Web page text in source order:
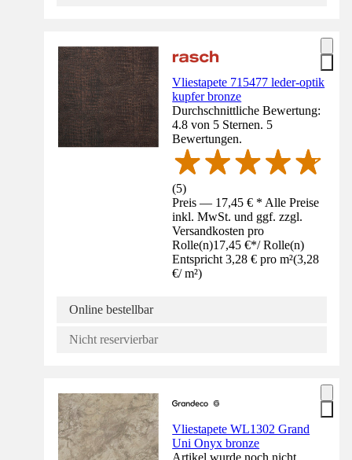
Vliestapete 715477 leder-optik
kupfer bronze
Durchschnittliche Bewertung:
4.8 von 5 Sternen. 5
Bewertungen.
(5)
Preis — 17,45 € * Alle Preise
inkl. MwSt. und ggf. zzgl.
Versandkosten pro
Rolle(n)17,45 €*/ Rolle(n)
Entspricht 3,28 € pro m²(3,28
€/ m²)
Online bestellbar
Nicht reservierbar
Vliestapete WL1302 Grand
Uni Onyx bronze
Artikel wurde noch nicht